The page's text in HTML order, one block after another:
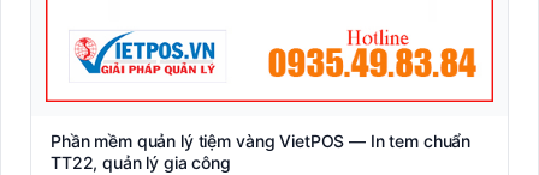
Phần mềm quản lý tiệm vàng VietPOS — In tem chuẩn
TT22, quản lý gia công